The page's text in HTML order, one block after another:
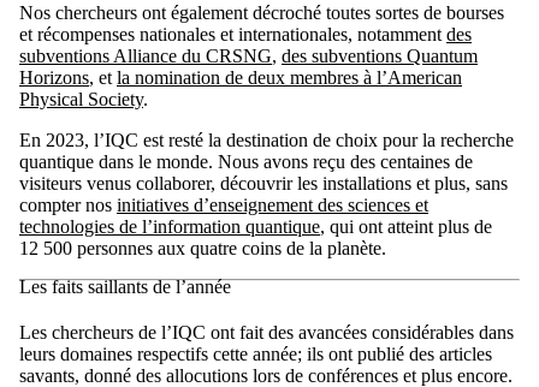
Nos chercheurs ont également décroché toutes sortes de bourses
et récompenses nationales et internationales, notamment des
subventions Alliance du CRSNG, des subventions Quantum
Horizons, et la nomination de deux membres à l’American
Physical Society.
En 2023, l’IQC est resté la destination de choix pour la recherche
quantique dans le monde. Nous avons reçu des centaines de
visiteurs venus collaborer, découvrir les installations et plus, sans
compter nos initiatives d’enseignement des sciences et
technologies de l’information quantique, qui ont atteint plus de
12 500 personnes aux quatre coins de la planète.
Les faits saillants de l’année
Les chercheurs de l’IQC ont fait des avancées considérables dans
leurs domaines respectifs cette année; ils ont publié des articles
savants, donné des allocutions lors de conférences et plus encore.